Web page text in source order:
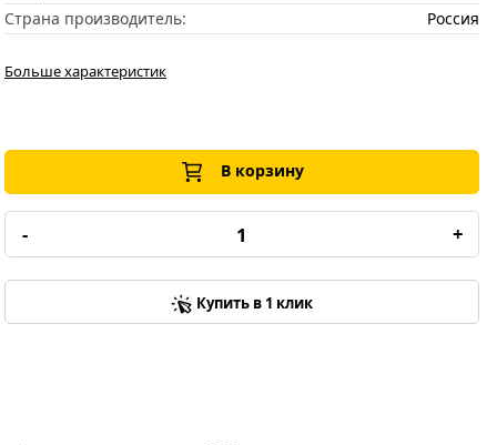
Страна производитель:
Россия
Больше характеристик
В корзину
- +
Купить в 1 клик